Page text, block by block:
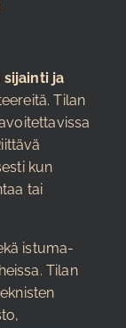
sijainti ja
Tilan
kun
tai
istuma-
Tilan